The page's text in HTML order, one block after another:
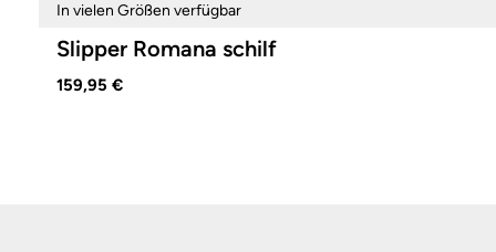
In vielen Größen verfügbar
Slipper Romana schilf
159,95 €